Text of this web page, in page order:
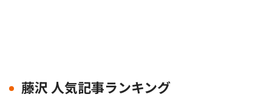
藤沢 人気記事ランキング